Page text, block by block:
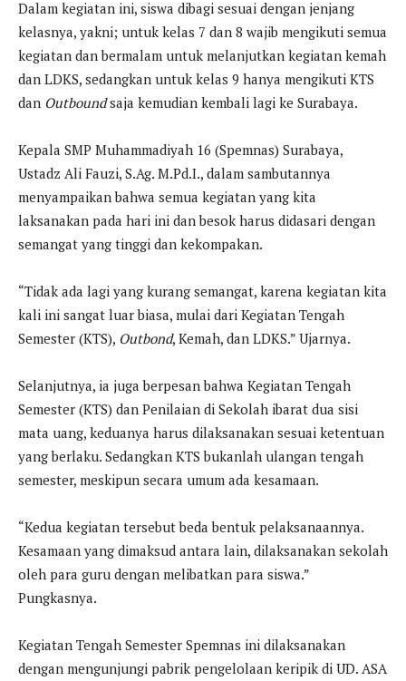
Dalam kegiatan ini, siswa dibagi sesuai dengan jenjang
kelasnya, yakni; untuk kelas 7 dan 8 wajib mengikuti semua
kegiatan dan bermalam untuk melanjutkan kegiatan kemah
dan LDKS, sedangkan untuk kelas 9 hanya mengikuti KTS
dan Outboundsaja kemudian kembali lagi ke Surabaya.
Kepala SMP Muhammadiyah 16 (Spemnas) Surabaya,
Ustadz Ali Fauzi, S.Ag. M.Pd.I., dalam sambutannya
menyampaikan bahwa semua kegiatan yang kita
laksanakan pada hari ini dan besok harus didasari dengan
semangat yang tinggi dan kekompakan.
“Tidak ada lagi yang kurang semangat, karena kegiatan kita
kali ini sangat luar biasa, mulai dari Kegiatan Tengah
Semester (KTS), Outbond, Kemah, dan LDKS.” Ujarnya.
Selanjutnya, ia juga berpesan bahwa Kegiatan Tengah
Semester (KTS) dan Penilaian di Sekolah ibarat dua sisi
mata uang, keduanya harus dilaksanakan sesuai ketentuan
yang berlaku. Sedangkan KTS bukanlah ulangan tengah
semester, meskipun secara umum ada kesamaan.
“Kedua kegiatan tersebut beda bentuk pelaksanaannya.
Kesamaan yang dimaksud antara lain, dilaksanakan sekolah
oleh para guru dengan melibatkan para siswa.”
Pungkasnya.
Kegiatan Tengah Semester Spemnas ini dilaksanakan
dengan mengunjungi pabrik pengelolaan keripik di UD. ASA